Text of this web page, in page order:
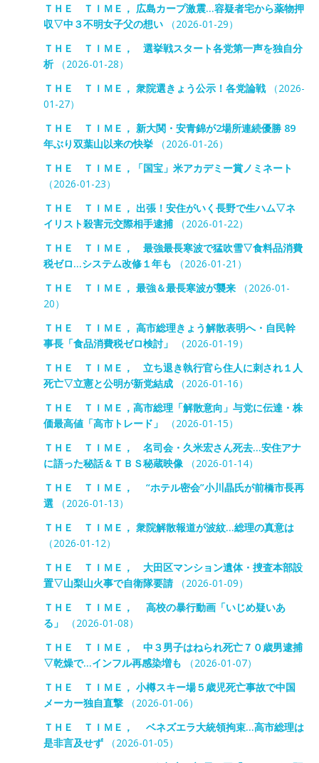
ＴＨＥ ＴＩＭＥ， 広島カープ激震…容疑者宅から薬物押
収▽中３不明女子父の想い（2026-01-29）
ＴＨＥ ＴＩＭＥ， 選挙戦スタート各党第一声を独自分
析（2026-01-28）
ＴＨＥ ＴＩＭＥ， 衆院選きょう公示！各党論戦（2026-
01-27）
ＴＨＥ ＴＩＭＥ， 新大関・安青錦が2場所連続優勝 89
年ぶり双葉山以来の快挙（2026-01-26）
ＴＨＥ ＴＩＭＥ，「国宝」米アカデミー賞ノミネート
（2026-01-23）
ＴＨＥ ＴＩＭＥ， 出張！安住がいく長野で生ハム▽ネ
イリスト殺害元交際相手逮捕（2026-01-22）
ＴＨＥ ＴＩＭＥ， 最強最長寒波で猛吹雪▽食料品消費
税ゼロ…システム改修１年も （2026-01-21）
ＴＨＥ ＴＩＭＥ， 最強＆最長寒波が襲来（2026-01-
20）
ＴＨＥ ＴＩＭＥ， 高市総理きょう解散表明へ・自民幹
事長「食品消費税ゼロ検討」
（2026-01-19）
ＴＨＥ ＴＩＭＥ， 立ち退き執行官ら住人に刺され１人
死亡▽立憲と公明が新党結成（2026-01-16）
ＴＨＥ ＴＩＭＥ，高市総理「解散意向」与党に伝達・株
価最高値「高市トレード」
（2026-01-15）
ＴＨＥ ＴＩＭＥ， 名司会・久米宏さん死去…安住アナ
に語った秘話＆ＴＢＳ秘蔵映像 （2026-01-14）
ＴＨＥ ＴＩＭＥ， “ホテル密会”小川晶氏が前橋市長再
選（2026-01-13）
ＴＨＥ ＴＩＭＥ， 衆院解散報道が波紋…総理の真意は
（2026-01-12）
ＴＨＥ ＴＩＭＥ， 大田区マンション遺体・捜査本部設
置▽山梨山火事で自衛隊要請（2026-01-09）
ＴＨＥ ＴＩＭＥ， 高校の暴行動画「いじめ疑いあ
る」
（2026-01-08）
ＴＨＥ ＴＩＭＥ， 中３男子はねられ死亡７０歳男逮捕
▽乾燥で…インフル再感染増も （2026-01-07）
ＴＨＥ ＴＩＭＥ， 小樽スキー場５歳児死亡事故で中国
メーカー独自直撃（2026-01-06）
ＴＨＥ ＴＩＭＥ， ベネズエラ大統領拘束…高市総理は
是非言及せず（2026-01-05）